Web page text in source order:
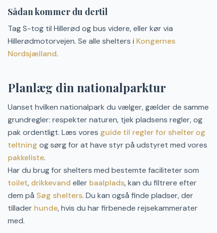
Sådan kommer du dertil
Tag S-tog til Hillerød og bus videre, eller kør via
Hillerødmotorvejen. Se alle shelters i Kongernes
Nordsjælland.
Planlæg din nationalparktur
Uanset hvilken nationalpark du vælger, gælder de samme
grundregler: respekter naturen, tjek pladsens regler, og
pak ordentligt. Læs vores guide til regler for shelter og
teltning og sørg for at have styr på udstyret med vores
pakkeliste.
Har du brug for shelters med bestemte faciliteter som
toilet, drikkevand eller baalplads, kan du filtrere efter
dem på Søg shelters. Du kan også finde pladser, der
tillader hunde, hvis du har firbenede rejsekammerater
med.